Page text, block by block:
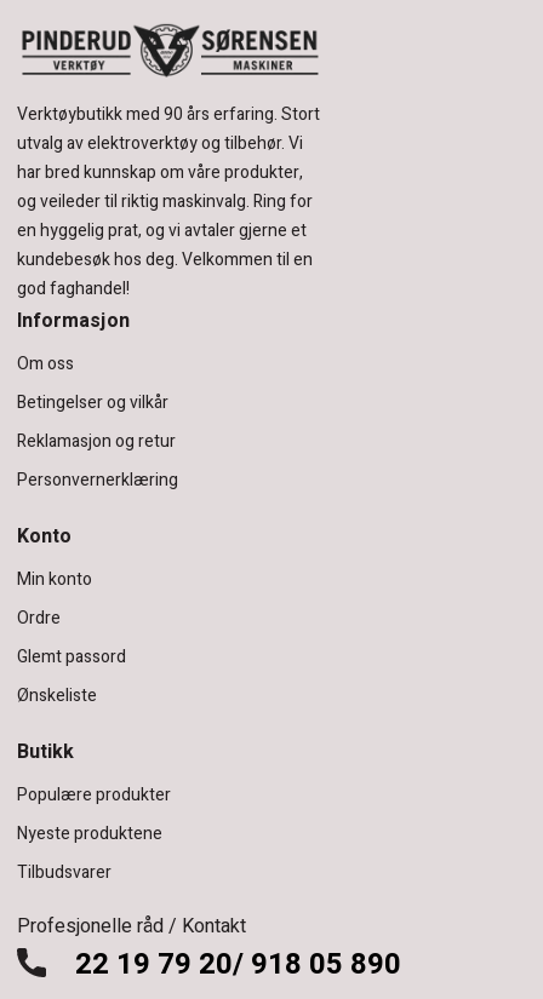
Verktøybutikk med 90 års erfaring.Stort
utvalg av elektroverktøy og tilbehør.Vi
har bred kunnskap om våre produkter,
og veileder til riktig maskinvalg. Ring for
en hyggelig prat, og vi avtaler gjerne et
kundebesøk hos deg.Velkommen til en
god faghandel!
Informasjon
Om oss
Betingelser og vilkår
Reklamasjon og retur
Personvernerklæring
Konto
Min konto
Ordre
Glemt passord
Ønskeliste
Butikk
Populære produkter
Nyeste produktene
Tilbudsvarer
Profesjonelle råd / Kontakt
22 19 79 20/ 918 05 890